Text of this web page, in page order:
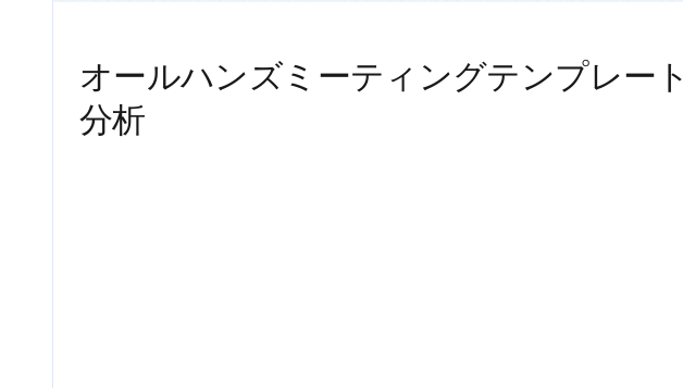
オールハンズミーティングテンプレート
分析